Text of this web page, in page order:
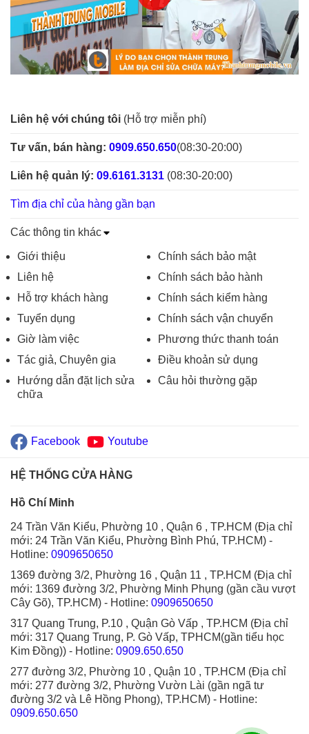
Liên hệ với chúng tôi (Hỗ trợ miễn phí)
Tư vấn, bán hàng: 0909.650.650(08:30-20:00)
Liên hệ quản lý: 09.6161.3131 (08:30-20:00)
Tìm địa chỉ của hàng gần bạn
Các thông tin khác
Giới thiệu
Liên hệ
Hỗ trợ khách hàng
Tuyển dụng
Giờ làm việc
Tác giả, Chuyên gia
Hướng dẫn đặt lịch sửa
chữa
Chính sách bảo mật
Chính sách bảo hành
Chính sách kiểm hàng
Chính sách vận chuyển
Phương thức thanh toán
Điều khoản sử dụng
Câu hỏi thường gặp
Facebook Youtube
HỆ THỐNG CỬA HÀNG
Hồ Chí Minh
24 Trần Văn Kiểu, Phường 10 , Quận 6 , TP.HCM (Địa chỉ
mới: 24 Trần Văn Kiểu, Phường Bình Phú, TP.HCM) -
Hotline: 0909650650
1369 đường 3/2, Phường 16 , Quận 11 , TP.HCM (Địa chỉ
mới: 1369 đường 3/2, Phường Minh Phụng (gần cầu vượt
Cây Gõ), TP.HCM) - Hotline: 0909650650
317 Quang Trung, P.10 , Quận Gò Vấp , TP.HCM (Địa chỉ
mới: 317 Quang Trung, P. Gò Vấp, TPHCM(gần tiểu học
Kim Đồng)) - Hotline: 0909.650.650
277 đường 3/2, Phường 10 , Quận 10 , TP.HCM (Địa chỉ
mới: 277 đường 3/2, Phường Vườn Lài (gần ngã tư
đường 3/2 và Lê Hồng Phong), TP.HCM) - Hotline:
0909.650.650